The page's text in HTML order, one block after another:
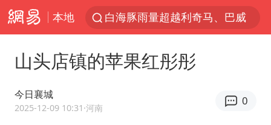
本地
白海豚雨量超越利奇马、巴威
上海地铁4条线路全线停运
4.2平卫生间补漏注胶花1.55万
山头店镇的苹果红彤彤
今日襄城
2025-12-09 10:31 ·河南
0